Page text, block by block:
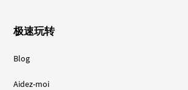
极速玩转
Blog
Aidez-moi